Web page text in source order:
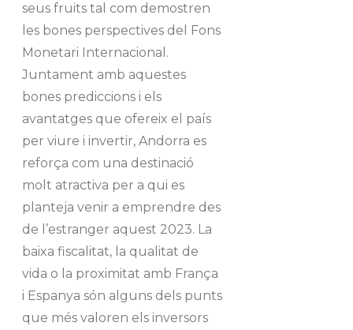
seus fruits tal com demostren
les bones perspectives del Fons
Monetari Internacional.
Juntament amb aquestes
bones prediccions i els
avantatges que ofereix el país
per viure i invertir, Andorra es
reforça com una destinació
molt atractiva per a qui es
planteja venir a emprendre des
de l’estranger aquest 2023. La
baixa fiscalitat, la qualitat de
vida o la proximitat amb França
i Espanya són alguns dels punts
que més valoren els inversors